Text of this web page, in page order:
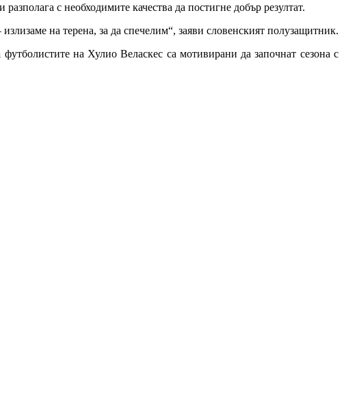
с необходимите качества да постигне добър резултат.
на терена, за да спечелим“, заяви словенският полузащитник.
на Хулио Веласкес са мотивирани да започнат сезона с